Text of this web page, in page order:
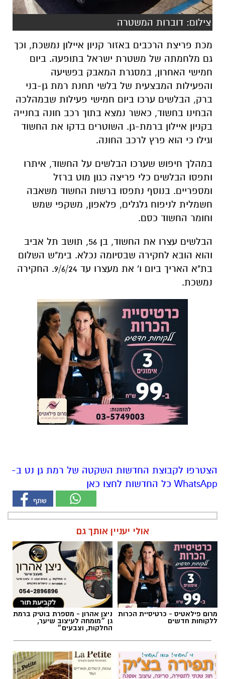
צילום: דוברות המשטרה
מכת פריצת הרכבים באזור קניון איילון נמשכת, וכך
גם מלחמתה של משטרת ישראל בתופעה. ביום
חמישי האחרון, במסגרת המאבק בפשיעה
והפעילות המבצעית של בלשי תחנת רמת גן-בני
ברק, הבלשים ערכו ביום חמישי פעילות שבמהלכה
הבחינו בחשוד, כאשר נמצא בתוך רכב חונה בחנייה
בקניון איילון ברמת-גן. השוטרים בדקו את החשוד
וגילו כי הוא פרץ לרכב החונה.
במהלך חיפוש שערכו הבלשים על החשוד, איתרו
ותפסו הבלשים כלי פריצה כגון מוט ברזל
ומספריים. בנוסף נתפסו ברשות החשוד משאבה
חשמלית לניפוח גלגלים, פלאפון, משקפי שמש
וחומר החשוד כסם.
הבלשים עצרו את החשוד, בן 56, תושב תל אביב
והוא הובא לחקירה שבסיומה נכלא. בימ"ש השלום
בת"א האריך ביום ו' את מעצרו עד 9/6/24. החקירה
נמשכת.
הצטרפו לקבוצת החדשות השקטה של רמת גן נט ב-
WhatsApp כל החדשות לחצו כאן
אולי יעניין אותך גם
מרום פילאטיס - כרטיסיית הכרות
ללקוחות חדשים
ניצן אהרון - מספרת בוטיק ברמת
גן ״מומחה לעיצוב שיער,
החלקות, וצבעים״